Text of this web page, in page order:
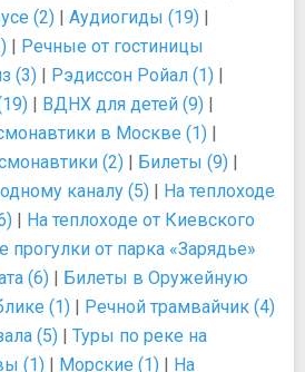
(2) | Аудиогиды (19) |
| Речные от гостиницы
(3) | Рэдиссон Ройал (1) |
| ВДНХ для детей (9) |
в Москве (1) |
(2) | Билеты (9) |
каналу (5) | На теплоходе
| На теплоходе от Киевского
прогулки от парка «Зарядье»
(6) | Билеты в Оружейную
(1) | Речной трамвайчик (4)
(5) | Туры по реке на
(1) | Морские (1) | На